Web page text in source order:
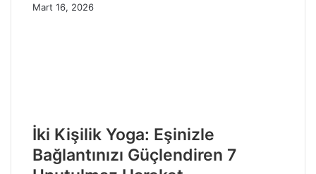
Mart 16, 2026
İki Kişilik Yoga: Eşinizle
Bağlantınızı Güçlendiren 7